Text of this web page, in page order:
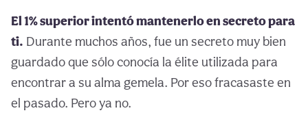
El 1% superior intentó mantenerlo en secreto para
ti. Durante muchos años, fue un secreto muy bien
guardado que sólo conocía la élite utilizada para
encontrar a su alma gemela. Por eso fracasaste en
el pasado. Pero ya no.